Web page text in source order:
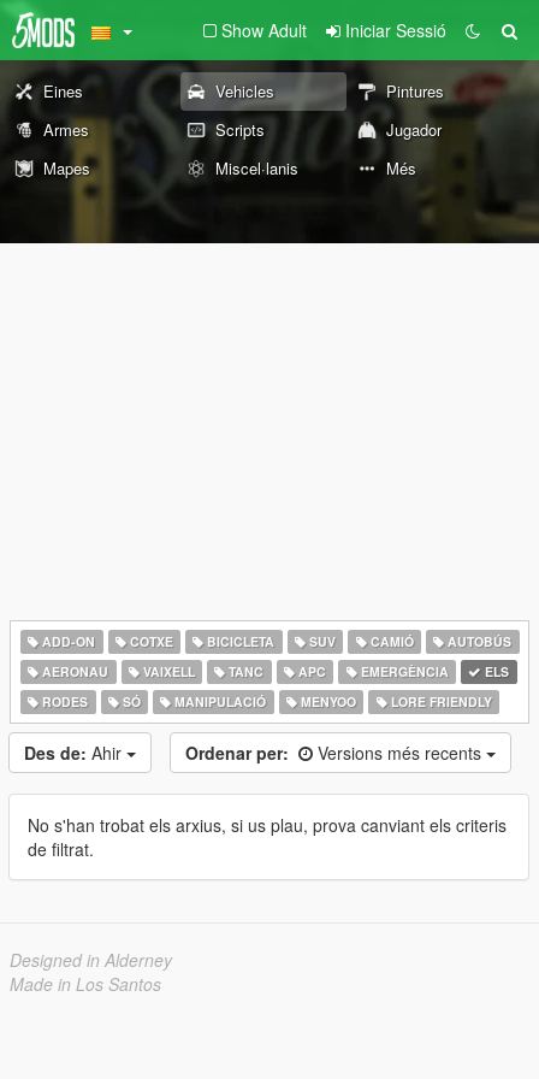
Show Adult Iniciar Sessió
Eines Vehicles
Pintures
Armes
Scripts
Jugador
Mapes
Miscel·lanis Més
ADD-ON COTXE BICICLETA SUV CAMIÓ
AUTOBÚS
AERONAU
VAIXELL TANC APC EMERGÈNCIA
ELS
RODES
SÓ MANIPULACIÓ MENYOO LORE FRIENDLY
Des de: Ahir Ordenar per: Versions més recents
No s'han trobat els arxius, si us plau, prova canviant els criteris
de filtrat.
Designed in Alderney
Made in Los Santos